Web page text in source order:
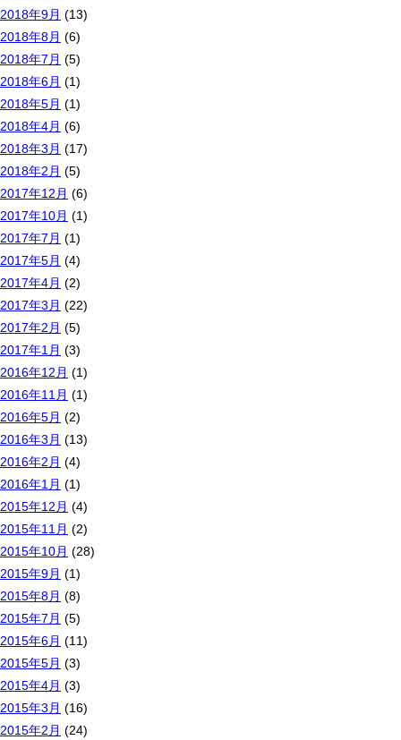
2018年9月 (13)
2018年8月 (6)
2018年7月 (5)
2018年6月 (1)
2018年5月 (1)
2018年4月 (6)
2018年3月 (17)
2018年2月 (5)
2017年12月 (6)
2017年10月 (1)
2017年7月 (1)
2017年5月 (4)
2017年4月 (2)
2017年3月 (22)
2017年2月 (5)
2017年1月 (3)
2016年12月 (1)
2016年11月 (1)
2016年5月 (2)
2016年3月 (13)
2016年2月 (4)
2016年1月 (1)
2015年12月 (4)
2015年11月 (2)
2015年10月 (28)
2015年9月 (1)
2015年8月 (8)
2015年7月 (5)
2015年6月 (11)
2015年5月 (3)
2015年4月 (3)
2015年3月 (16)
2015年2月 (24)